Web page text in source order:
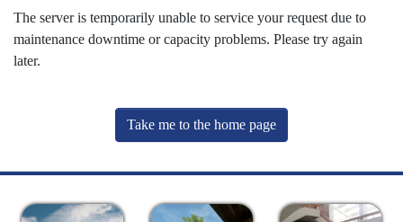
The server is temporarily unable to service your request due to
maintenance downtime or capacity problems. Please try again
later.
Take me to the home page